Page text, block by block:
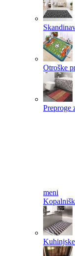
Otroške
Preproge
meni